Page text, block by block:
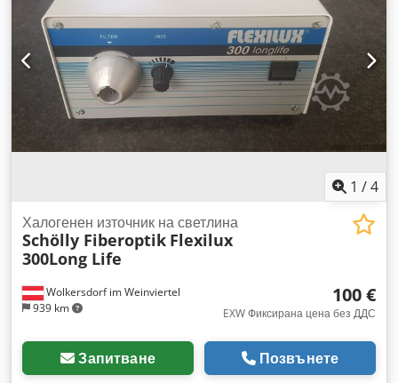
1 /4
Wolkersdorf im Weinviertel
939 km
Халогенен източник на светлина
Schölly Fiberoptik Flexilux
300Long Life
100 €
EXW Фиксирана цена без ДДС
Запитване Позвънете